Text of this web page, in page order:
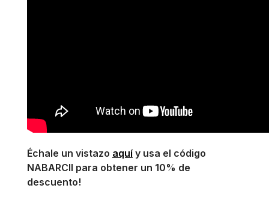
Échale un vistazo aquí y usa el código
NABARCII para obtener un 10% de
descuento!